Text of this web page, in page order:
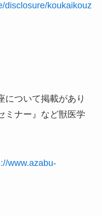
disclosure/koukaikouz
について掲載があり
ミナー』など獣医学
www.azabu-